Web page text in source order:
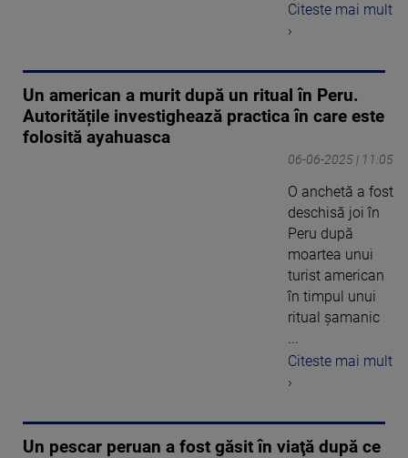
Citeste mai mult
›
Un american a murit după un ritual în Peru.
Autoritățile investighează practica în care este
folosită ayahuasca
06-06-2025 | 11:05
O anchetă a fost
deschisă joi în
Peru după
moartea unui
turist american
în timpul unui
ritual şamanic
...
Citeste mai mult
›
Un pescar peruan a fost găsit în viaţă după ce